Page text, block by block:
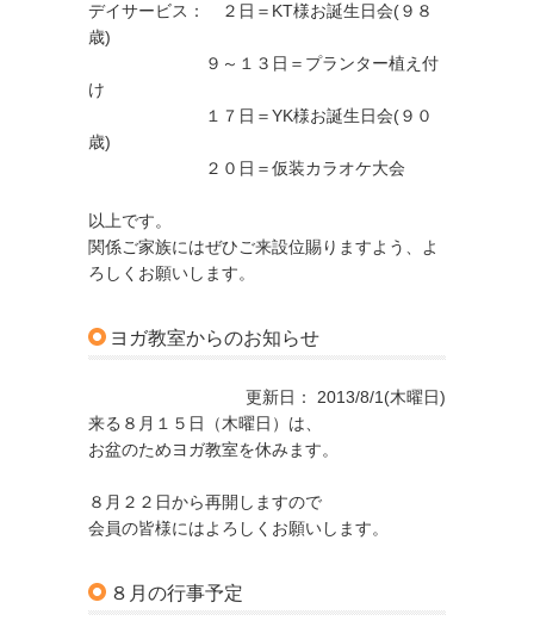
デイサービス： ２日＝KT様お誕生日会(９８
歳)
９～１３日＝プランター植え付
け
１７日＝YK様お誕生日会(９０
歳)
２０日＝仮装カラオケ大会
以上です。
関係ご家族にはぜひご来設位賜りますよう、よ
ろしくお願いします。
ヨガ教室からのお知らせ
更新日： 2013/8/1(木曜日)
来る８月１５日（木曜日）は、
お盆のためヨガ教室を休みます。
８月２２日から再開しますので
会員の皆様にはよろしくお願いします。
８月の行事予定